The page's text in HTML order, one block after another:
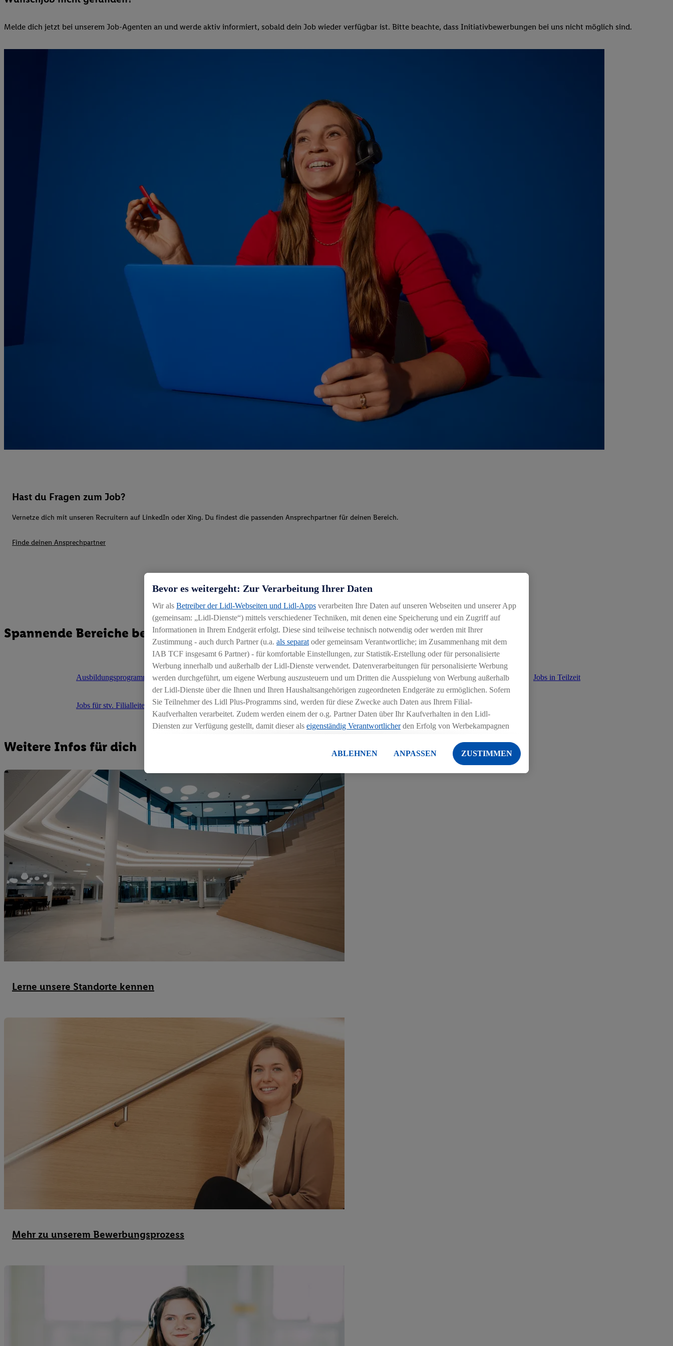
Melde dich jetzt bei unserem Job-Agenten an und werde aktiv informiert, sobald dein Job wieder verfügbar ist. Bitte beachte, dass Initiativbewerbungen bei uns nicht möglich sind.
Hast du Fragen zum Job?
Vernetze dich mit unseren Recruitern auf LinkedIn oder Xing. Du findest die passenden Ansprechpartner für deinen Bereich.
Finde deinen Ansprechpartner
Spannende Bereiche bei Lidl
Ausbildungsprogramme für Schüler Einstiegmöglichkeiten für Studenten Jobs für Quereinsteiger Jobs in Teilzeit
Jobs für stv. Filialleiter Jobs für Filialleiter Jobs im Einkauf Jobs im Bereich Immobilien
Weitere Infos für dich
Lerne unsere Standorte kennen
Mehr zu unserem Bewerbungsprozess
Bevor es weitergeht: Zur Verarbeitung Ihrer Daten
Wir als Betreiber der Lidl-Webseiten und Lidl-Apps verarbeiten Ihre Daten auf unseren Webseiten und unserer App
(gemeinsam: „Lidl-Dienste“) mittels verschiedener Techniken, mit denen eine Speicherung und ein Zugriff auf
Informationen in Ihrem Endgerät erfolgt. Diese sind teilweise technisch notwendig oder werden mit Ihrer
Zustimmung - auch durch Partner (u.a. als separat oder gemeinsam Verantwortliche; im Zusammenhang mit dem
IAB TCF insgesamt 6 Partner) - für komfortable Einstellungen, zur Statistik-Erstellung oder für personalisierte
Werbung innerhalb und außerhalb der Lidl-Dienste verwendet. Datenverarbeitungen für personalisierte Werbung
werden durchgeführt, um eigene Werbung auszusteuern und um Dritten die Ausspielung von Werbung außerhalb
der Lidl-Dienste über die Ihnen und Ihren Haushaltsangehörigen zugeordneten Endgeräte zu ermöglichen. Sofern
Sie Teilnehmer des Lidl Plus-Programms sind, werden für diese Zwecke auch Daten aus Ihrem Filial-
Kaufverhalten verarbeitet. Zudem werden einem der o.g. Partner Daten über Ihr Kaufverhalten in den Lidl-
Diensten zur Verfügung gestellt, damit dieser als eigenständig Verantwortlicherden Erfolg von Werbekampagnen
Die Erstellung personalisierter Werbung basiert auf der Generierung von auch mit Daten von anderen Diensten
angereicherten Profilen. Dies umfasst die Zusammenführung von Daten (z.B. über Ihre Nutzung der Lidl-Dienste,
Ihr Kaufverhalten in den Lidl-Diensten, Informationen aus Ihrem Kundenkonto - z.B. Alter oder Geschlecht -
sowie Ihre genauen Standortdaten) auch über verschiedene Endgeräte und Lidl-Dienste hinweg einschließlich dem
Speichern von und/ oder dem Zugriff auf Informationen auf Ihren Endgeräten zur Erstellung von Zielgruppen
(sogenannten Segmenten). Im Zusammenhang mit dem Ausspielen dieser Werbung erfolgen Verarbeitungen auch
zur Leistungs-/ Erfolgsmessung der Werbung, zur Zielgruppenforschung, zur Entwicklung von Angeboten sowie
zur technischen Sicherung und Optimierung dieser Werbeausspielungen.
Sofern Sie hier Ihre Zustimmung dazu erteilen und danach ein Lidl Plus-Konto erstellen bzw. sich in Ihr
bestehendes Lidl Plus-Konto einloggen, kann darüber hinaus auch Ihre dort angegebene E-Mail-Adresse von uns
in gemeinsamer Verantwortlichkeit mit einem der oben genannten Partner verwendet werden, um daraus eine
spezielle Online-Kennung zu erstellen (die sogenannte EUID), die wir sodann ähnlich wie die sogleich
beschriebene Utiq-Kennung verwenden können, um Sie in von Dritten betriebenen Diensten zu erkennen und
Ihnen personalisierte Werbung auszuspielen. Hierzu wird von uns und einem der anderen oben genannten Partner
auch Ihre in einen Hashwert umgewandelte E-Mail-Adresse in gemeinsamer Verantwortlichkeit verarbeitet.
Zudem erlauben Sie uns, der Utiq SA/NV („Utiq“) und Ihrem
Technologie in den Lidl-Diensten einzusetzen. Utiq prüft zunächst anhand Ihrer IP-Adresse, ob die Technologie für
Sie verfügbar ist. Wenn das der Fall ist, gibt Utiq Ihre IP-Adresse an Ihren Netzbetreiber weiter, der anhand der IP-
Lidl-Diensten zu erfassen. Insbesondere können Sie mittels dieser Technologie auch auf Diensten wiedererkannt
Möglichkeit, Ihre Einwilligung generell zu widerrufen - jederzeit auch über
oder über „Anpassen“/„Nutzung der Telekommunikations-basierten Utiq-Technologie für digitales
Marketing“ am unteren Ende dieser Einwilligung (nur für die Lidl-Dienste) widerrufen. Weitere Informationen
finden Sie in denDatenschutzbestimmungen von Utiq
Durch einen Klick auf „Ablehnen“ können Sie nur den Einsatz notwendiger Techniken zulassen. Durch einen
Klick auf „Zustimmen“ stimmen Sie allen Verarbeitungen zu sämtlichen vorgenannten Zwecken unter Einbindung
sämtlicher genannten Partner zu. Weitere Informationen, auch zur Speicherdauer der Daten und zu Ihrem Recht,
Ihre Einwilligung jederzeit mit Wirkung für die Zukunft zu widerrufen, finden Sie in unseren
Die Impressen finden Sie hier.
Verwendungszwecke oder Partner zulassen; das gilt auch für die nachfolgend schlagwortartig benannten Zwecke
und Funktionen im Rahmen des Einsatzes des IAB TCF für Werbung und Erfolgsmessung:
Gewährleistung der Sicherheit, Verhinderung und Aufdeckung von Betrug und Fehlerbehebung, Bereitstellung und
Anzeige von Werbung und Inhalten, Abgleichung und Kombination von Daten aus unterschiedlichen Quellen,
Verknüpfung verschiedener Endgeräte, Identifikation von Geräten anhand automatisch übermittelter Informationen,
Messung des Erfolgs von Werbekampagnen durch TTD und Nutzung der Telekommunikations-basierten Utiq-
Technologie für digitales Marketing, sowie:
oder Zugriff auf Informationen auf einem Endgerät. Entwicklung und Verbesserung der Angebote. Analyse
Liste der Partner (Lieferanten)
ABLEHNEN ANPASSEN ZUSTIMMEN